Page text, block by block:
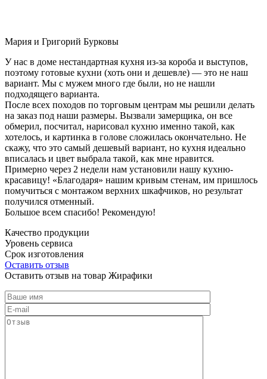
Мария и Григорий Бурковы
У нас в доме нестандартная кухня из-за короба и выступов,
поэтому готовые кухни (хоть они и дешевле) — это не наш
вариант. Мы с мужем много где были, но не нашли
подходящего варианта.
После всех походов по торговым центрам мы решили делать
на заказ под наши размеры. Вызвали замерщика, он все
обмерил, посчитал, нарисовал кухню именно такой, как
хотелось, и картинка в голове сложилась окончательно. Не
скажу, что это самый дешевый вариант, но кухня идеально
вписалась и цвет выбрала такой, как мне нравится.
Примерно через 2 недели нам установили нашу кухню-
красавицу! «Благодаря» нашим кривым стенам, им пришлось
помучиться с монтажом верхних шкафчиков, но результат
получился отменный.
Большое всем спасибо! Рекомендую!
Качество продукции
Уровень сервиса
Срок изготовления
Оставить отзыв
Оставить отзыв на товар Жирафики